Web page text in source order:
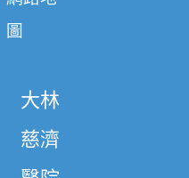
圖
大林
慈濟